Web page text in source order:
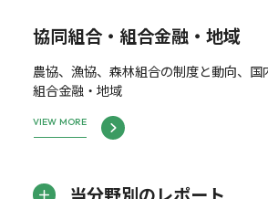
協同組合・組合金融・地域
農協、漁協、森林組合の制度と動向、国
組合金融・地域
VIEW MORE